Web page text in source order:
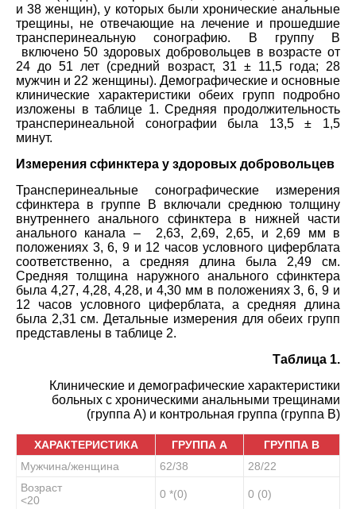
и 38 женщин), у которых были хронические анальные
трещины, не отвечающие на лечение и прошедшие
трансперинеальную сонографию. В группу B
включено 50 здоровых добровольцев в возрасте от
24 до 51 лет (средний возраст, 31 ± 11,5 года; 28
мужчин и 22 женщины). Демографические и основные
клинические характеристики обеих групп подробно
изложены в таблице 1. Средняя продолжительность
трансперинеальной сонографии была 13,5 ± 1,5
минут.
Измерения сфинктера у здоровых добровольцев
Трансперинеальные сонографические измерения
сфинктера в группе B включали среднюю толщину
внутреннего анального сфинктера в нижней части
анального канала – 2,63, 2,69, 2,65, и 2,69 мм в
положениях 3, 6, 9 и 12 часов условного циферблата
соответственно, а средняя длина была 2,49 см.
Средняя толщина наружного анального сфинктера
была 4,27, 4,28, 4,28, и 4,30 мм в положениях 3, 6, 9 и
12 часов условного циферблата, а средняя длина
была 2,31 см. Детальные измерения для обеих групп
представлены в таблице 2.
Таблица 1.
Клинические и демографические характеристики
больных с хроническими анальными трещинами
(группа А) и контрольная группа (группа B)
ХАРАКТЕРИСТИКА ГРУППА A
ГРУППА B
Мужчина/женщина
62/38
28/22
Возраст
<20
0 *(0) 0 (0)